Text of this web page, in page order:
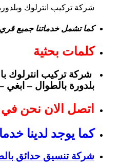
شركة تركيب انترلوك
كما تشمل خدماتنا جميع قري
كلمات بحثية
شركة تركيب انترلوك
بلدورة بالطوال –
اتصل الان نحن في
كما يوجد لدينا
شركة تنسيق حدائق